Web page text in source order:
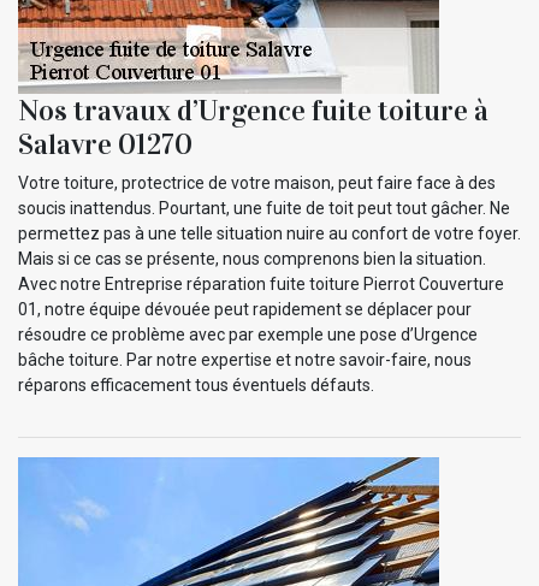
Nos travaux d’Urgence fuite toiture à
Salavre 01270
Votre toiture, protectrice de votre maison, peut faire face à des
soucis inattendus. Pourtant, une fuite de toit peut tout gâcher. Ne
permettez pas à une telle situation nuire au confort de votre foyer.
Mais si ce cas se présente, nous comprenons bien la situation.
Avec notre Entreprise réparation fuite toiture Pierrot Couverture
01, notre équipe dévouée peut rapidement se déplacer pour
résoudre ce problème avec par exemple une pose d’Urgence
bâche toiture. Par notre expertise et notre savoir-faire, nous
réparons efficacement tous éventuels défauts.